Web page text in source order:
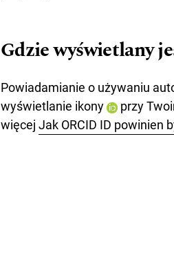
Gdzie wyświetlany
Powiadamianie o używaniu
wyświetlanie ikony
przy
więcej Jak ORCID ID powinien